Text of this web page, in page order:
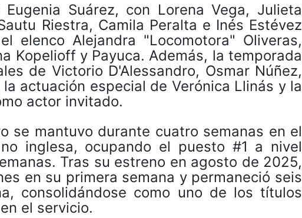
Suárez, con Lorena Vega, Julieta
Riestra, Camila Peralta e Inés Estévez
elenco Alejandra "Locomotora" Oliveras,
Kopelioff y Payuca. Además, la temporada
de Victorio D'Alessandro, Osmar Núñez,
actuación especial de Verónica Llinás y la
actor invitado.
se mantuvo durante cuatro semanas en el
inglesa, ocupando el puesto #1 a nivel
Tras su estreno en agosto de 2025,
en su primera semana y permaneció seis
consolidándose como uno de los títulos
el servicio.